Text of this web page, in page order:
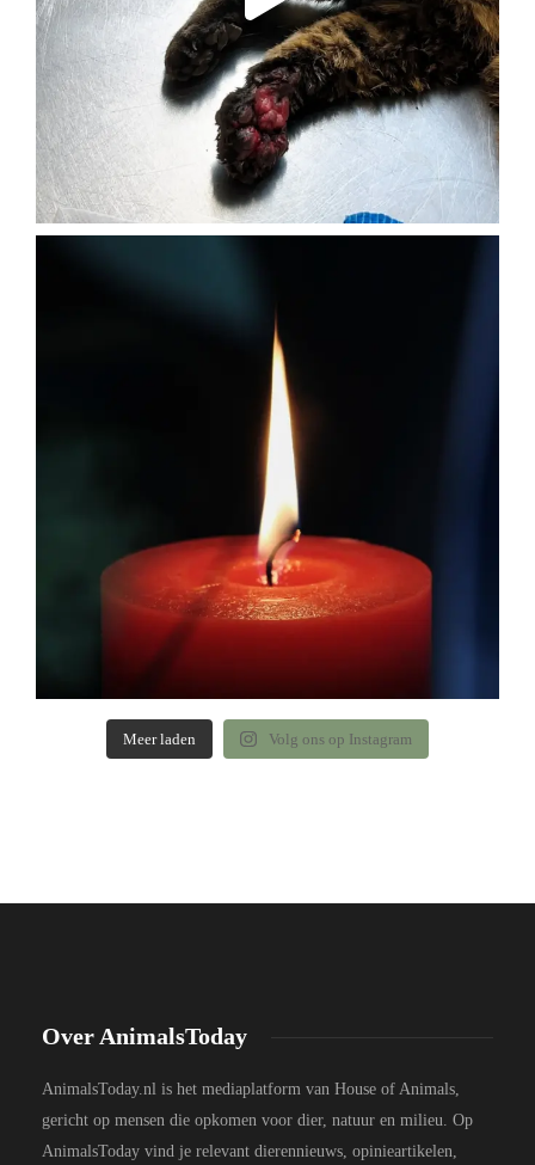
Meer laden Volg ons op Instagram
Over AnimalsToday
AnimalsToday.nl is het mediaplatform van House of Animals,
gericht op mensen die opkomen voor dier, natuur en milieu. Op
AnimalsToday vind je relevant dierennieuws, opinieartikelen,